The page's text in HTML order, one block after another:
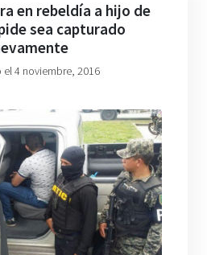
en rebeldía a hijo de
sea capturado
4 noviembre, 2016